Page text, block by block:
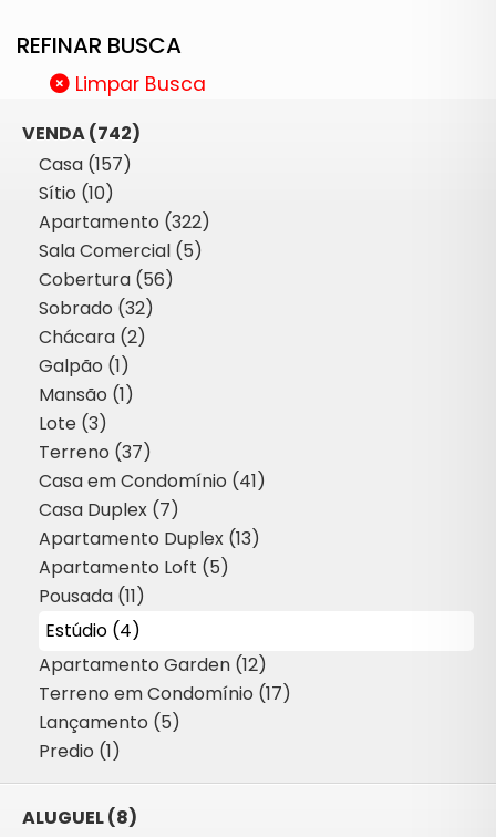
REFINAR BUSCA
Limpar Busca
VENDA (742)
Casa (157)
Sítio (10)
Apartamento (322)
Sala Comercial (5)
Cobertura (56)
Sobrado (32)
Chácara (2)
Galpão (1)
Mansão (1)
Lote (3)
Terreno (37)
Casa em Condomínio (41)
Casa Duplex (7)
Apartamento Duplex (13)
Apartamento Loft (5)
Pousada (11)
Estúdio (4)
Apartamento Garden (12)
Terreno em Condomínio (17)
Lançamento (5)
Predio (1)
ALUGUEL (8)